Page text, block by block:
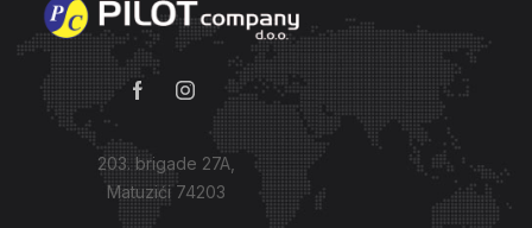
203. brigade 27A,
Matuzići 74203